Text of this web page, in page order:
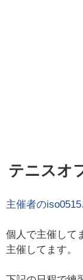
テニスオ
主催者のiso0515
個人で主催して
主催してます。